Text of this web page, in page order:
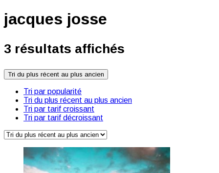
jacques josse
3 résultats affichés
Tri du plus récent au plus ancien
Tri par popularité
Tri du plus récent au plus ancien
Tri par tarif croissant
Tri par tarif décroissant